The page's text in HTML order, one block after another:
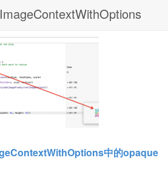
中的opaque